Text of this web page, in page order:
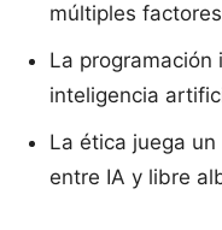
múltiples
La programación
inteligencia
La ética juega
entre IA y libre